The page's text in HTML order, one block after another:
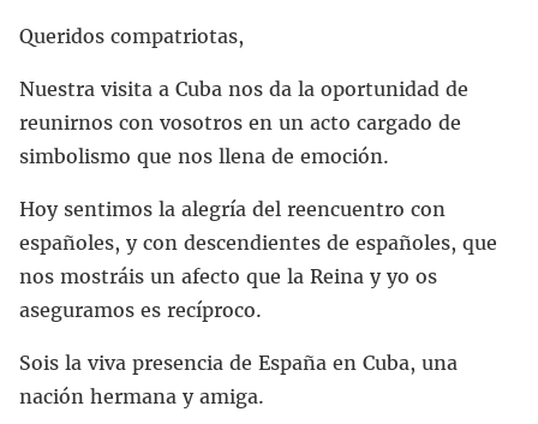
Queridos compatriotas,
Nuestra visita a Cuba nos da la oportunidad de
reunirnos con vosotros en un acto cargado de
simbolismo que nos llena de emoción.
Hoy sentimos la alegría del reencuentro con
españoles, y con descendientes de españoles, que
nos mostráis un afecto que la Reina y yo os
aseguramos es recíproco.
Sois la viva presencia de España en Cuba, una
nación hermana y amiga.